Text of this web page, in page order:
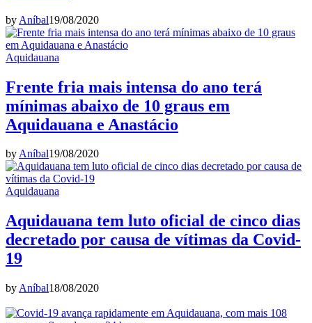
by Aníbal19/08/2020
Aquidauana
Frente fria mais intensa do ano terá
mínimas abaixo de 10 graus em
Aquidauana e Anastácio
byAníbal19/08/2020
Aquidauana
Aquidauana tem luto oficial de cinco dias
decretado por causa de vítimas da Covid-
19
by Aníbal18/08/2020